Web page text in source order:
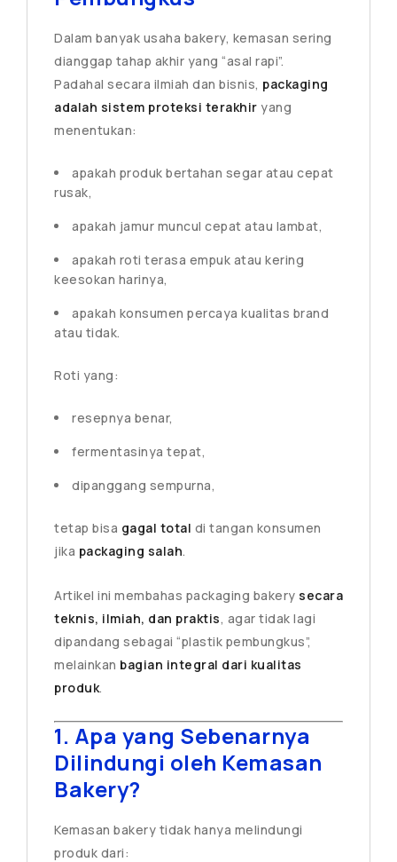
Dalam banyak usaha bakery, kemasan sering
dianggap tahap akhir yang “asal rapi”.
Padahal secara ilmiah dan bisnis, packaging
adalah sistem proteksi terakhir yang
menentukan:
apakah produk bertahan segar atau cepat
rusak,
apakah jamur muncul cepat atau lambat,
apakah roti terasa empuk atau kering
keesokan harinya,
apakah konsumen percaya kualitas brand
atau tidak.
Roti yang:
resepnya benar,
fermentasinya tepat,
dipanggang sempurna,
tetap bisa gagal total di tangan konsumen
jika packaging salah.
Artikel ini membahas packaging bakery secara
teknis, ilmiah, dan praktis, agar tidak lagi
dipandang sebagai “plastik pembungkus”,
melainkan bagian integral dari kualitas
produk.
1. Apa yang Sebenarnya
Dilindungi oleh Kemasan
Bakery?
Kemasan bakery tidak hanya melindungi
produk dari: